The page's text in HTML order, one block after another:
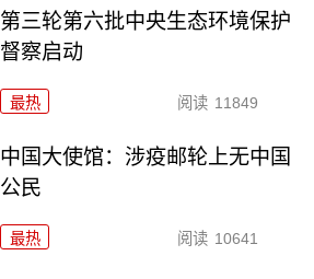
第三轮第六批中央生态环境保护
督察启动
最热 阅读 11849
中国大使馆：涉疫邮轮上无中国
公民
最热 阅读 10641